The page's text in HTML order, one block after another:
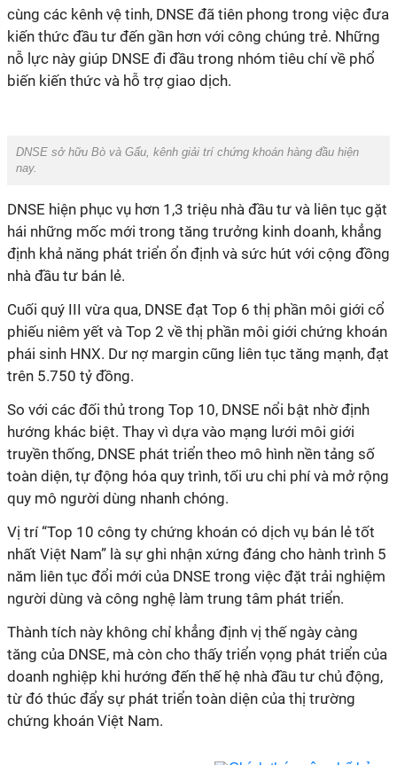
cùng các kênh vệ tinh, DNSE đã tiên phong trong việc đưa
kiến thức đầu tư đến gần hơn với công chúng trẻ. Những
nỗ lực này giúp DNSE đi đầu trong nhóm tiêu chí về phổ
biến kiến thức và hỗ trợ giao dịch.
DNSE sở hữu Bò và Gấu, kênh giải trí chứng khoán hàng đầu hiện
nay.
DNSE hiện phục vụ hơn 1,3 triệu nhà đầu tư và liên tục gặt
hái những mốc mới trong tăng trưởng kinh doanh, khẳng
định khả năng phát triển ổn định và sức hút với cộng đồng
nhà đầu tư bán lẻ.
Cuối quý III vừa qua, DNSE đạt Top 6 thị phần môi giới cổ
phiếu niêm yết và Top 2 về thị phần môi giới chứng khoán
phái sinh HNX. Dư nợ margin cũng liên tục tăng mạnh, đạt
trên 5.750 tỷ đồng.
So với các đối thủ trong Top 10, DNSE nổi bật nhờ định
hướng khác biệt. Thay vì dựa vào mạng lưới môi giới
truyền thống, DNSE phát triển theo mô hình nền tảng số
toàn diện, tự động hóa quy trình, tối ưu chi phí và mở rộng
quy mô người dùng nhanh chóng.
Vị trí “Top 10 công ty chứng khoán có dịch vụ bán lẻ tốt
nhất Việt Nam” là sự ghi nhận xứng đáng cho hành trình 5
năm liên tục đổi mới của DNSE trong việc đặt trải nghiệm
người dùng và công nghệ làm trung tâm phát triển.
Thành tích này không chỉ khẳng định vị thế ngày càng
tăng của DNSE, mà còn cho thấy triển vọng phát triển của
doanh nghiệp khi hướng đến thế hệ nhà đầu tư chủ động,
từ đó thúc đẩy sự phát triển toàn diện của thị trường
chứng khoán Việt Nam.